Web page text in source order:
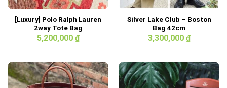
[Luxury] Polo Ralph Lauren
2way Tote Bag
5,200,000 ₫
Silver Lake Club – Boston
Bag 42cm
3,300,000 ₫